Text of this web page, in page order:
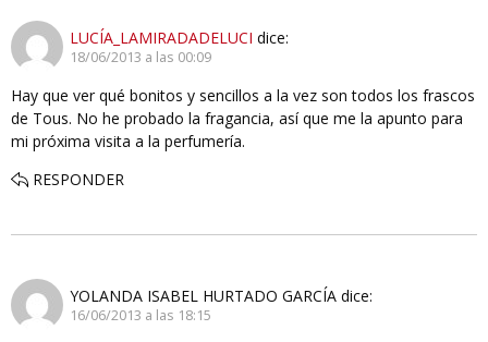
LUCÍA_LAMIRADADELUCI dice:
18/06/2013 a las 00:09
Hay que ver qué bonitos y sencillos a la vez son todos los frascos
de Tous. No he probado la fragancia, así que me la apunto para
mi próxima visita a la perfumería.
RESPONDER
YOLANDA ISABEL HURTADO GARCÍA dice:
16/06/2013 a las 18:15